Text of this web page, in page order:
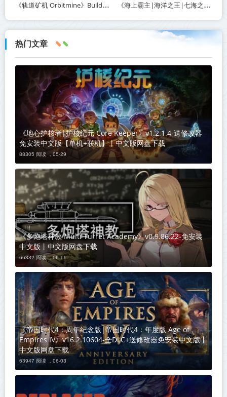
《轨道矿机 Orbitmine》Build.24135737-免安装中文版丨中文版网盘下载 《海上霸主|海洋之王|七海之王 King of Seas》v1.20-免安装中文版丨中文版网盘下载
热门文章
《地心护核者|护核纪元 Core Keeper》v1.2.1.4-送修改器
免安装中文版【单机+联机】丨中文版网盘下载
88305 阅读 ，05-29
《多炮塔神教 Multi Turret Academy》v0.9.86.22-免安装
中文版丨中文版网盘下载
66332 阅读 ，06-11
《帝国时代4：周年纪念版|帝国时代4：年度版 Age of
Empires IV》v16.2.10604-全DLC+送修改器免安装中文版丨
中文版网盘下载
63947 阅读 ， 06-03